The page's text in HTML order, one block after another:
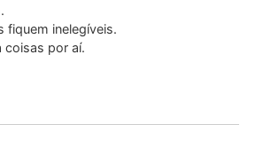
fiquem inelegíveis.
coisas por aí.